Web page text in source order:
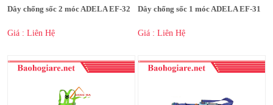
Dây chống sốc 2 móc ADELA EF-32
Giá : Liên Hệ
Dây chống sốc 1 móc ADELA EF-31
Giá : Liên Hệ